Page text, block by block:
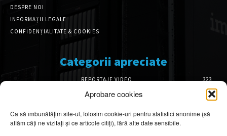
Aprobare cookies
Ca să îmbunătățim site-ul, folosim cookie-uri pentru statistici anonime (să
aflăm câți ne vizitați și ce articole citiți), fără alte date sensibile.
DESPRE NOI
INFORMAȚII LEGALE
CONFIDENȚIALITATE & COOKIES
Categorii apreciate
REPORTAJE VIDEO
323
AMENAJĂRI INTERIOARE
126
DESIGN INTERIOR
64
ARHITECTURĂ & DESIGN